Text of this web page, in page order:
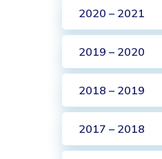
2020 – 2021
2019 – 2020
2018 – 2019
2017 – 2018